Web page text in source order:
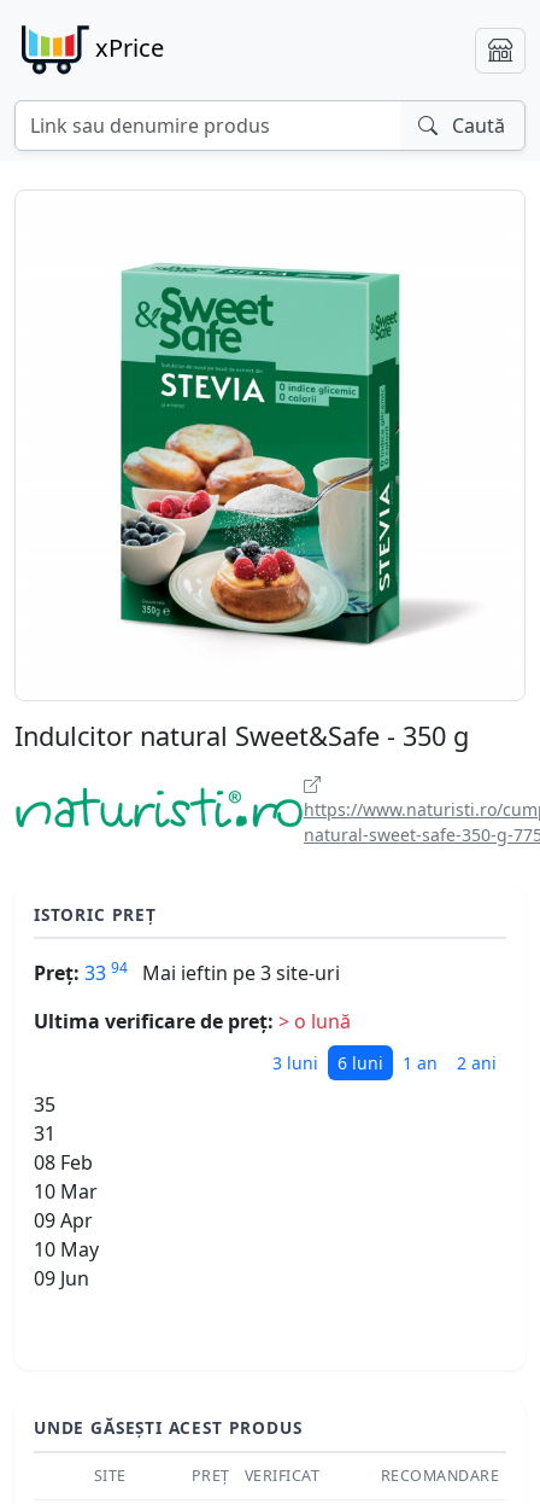
xPrice
Caută
Indulcitor natural Sweet&Safe - 350 g
https://www.naturisti.ro/
natural-sweet-safe-350-g-
ISTORIC PREȚ
Preț: 33 94
Mai ieftin pe 3 site-uri
Ultima verificare de preț: > o lună
3 luni 6 luni 1 an 2 ani
35
31
08 Feb
10 Mar
09 Apr
10 May
09 Jun
UNDE GĂSEȘTI ACEST PRODUS
SITE PREȚ VERIFICAT RECOMANDARE